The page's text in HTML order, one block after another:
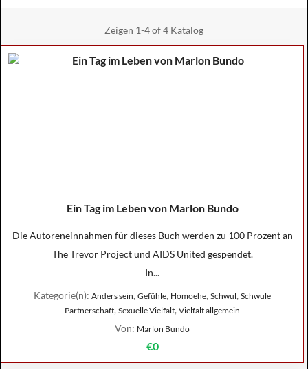
Zeigen 1-4 of 4 Katalog
Ein Tag im Leben von Marlon Bundo
Die Autoreneinnahmen für dieses Buch werden zu 100 Prozent an
The Trevor Project und AIDS United gespendet.
In...
Kategorie(n): Anders sein, Gefühle, Homoehe, Schwul, Schwule
Partnerschaft, Sexuelle Vielfalt, Vielfalt allgemein
Von: Marlon Bundo
€0